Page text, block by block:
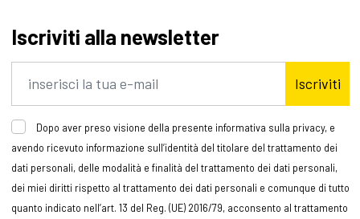
Iscriviti alla newsletter
Iscriviti
Dopo aver preso visione della presente informativa sulla privacy, e
avendo ricevuto informazione sull’identità del titolare del trattamento dei
dati personali, delle modalità e finalità del trattamento dei dati personali,
dei miei diritti rispetto al trattamento dei dati personali e comunque di tutto
quanto indicato nell’art. 13 del Reg. (UE) 2016/79, acconsento al trattamento